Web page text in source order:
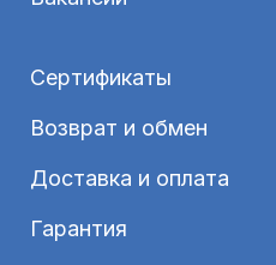
Сертификаты
Возврат и обмен
Доставка и оплата
Гарантия